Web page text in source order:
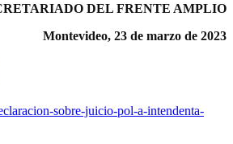
DEL FRENTE AMPLIO
Montevideo, 23 de marzo de 2023
sobre-juicio-pol-a-intendenta-